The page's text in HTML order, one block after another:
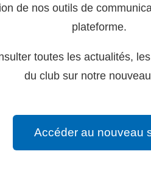
de nos outils de
plateforme.
toutes les actualités,
du club sur notre
Accéder au nouveau